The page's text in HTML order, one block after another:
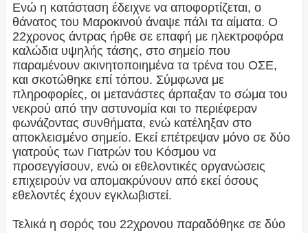
Ενώ η κατάσταση έδειχνε να αποφορτίζεται, ο
θάνατος του Μαροκινού άναψε πάλι τα αίματα. Ο
22χρονος άντρας ήρθε σε επαφή με ηλεκτροφόρα
καλώδια υψηλής τάσης, στο σημείο που
παραμένουν ακινητοποιημένα τα τρένα του ΟΣΕ,
και σκοτώθηκε επί τόπου. Σύμφωνα με
πληροφορίες, οι μετανάστες άρπαξαν το σώμα του
νεκρού από την αστυνομία και το περιέφεραν
φωνάζοντας συνθήματα, ενώ κατέληξαν στο
αποκλεισμένο σημείο. Εκεί επέτρεψαν μόνο σε δύο
γιατρούς των Γιατρών του Κόσμου να
προσεγγίσουν, ενώ οι εθελοντικές οργανώσεις
επιχειρούν να απομακρύνουν από εκεί όσους
εθελοντές έχουν εγκλωβιστεί.
Τελικά η σορός του 22χρονου παραδόθηκε σε δύο